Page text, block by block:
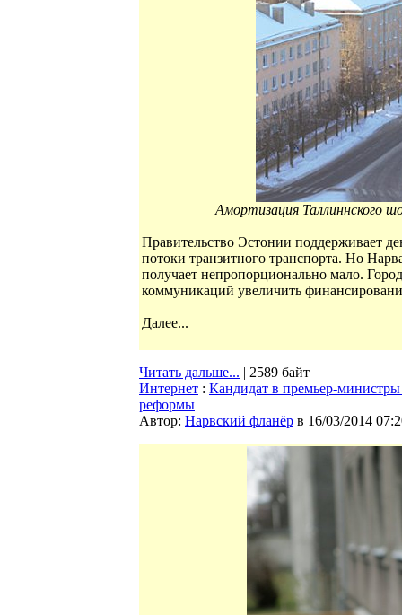
Амортизация Таллиннского
Правительство Эстонии поддерживает
потоки транзитного транспорта. Но
получает непропорционально мало.
коммуникаций увеличить
Далее...
Читать дальше... | 2589 байт
Интернет : Кандидат в премьер-
реформы
Автор: Нарвский фланёр в 16/03/2014